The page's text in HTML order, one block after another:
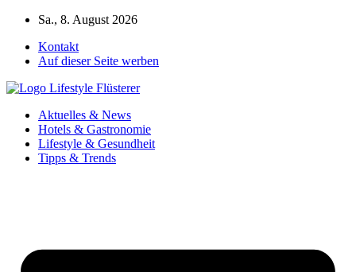
Zum
springen
Sa., 8. August 2026
Kontakt
Auf dieser Seite werben
Aktuelles & News
Hotels & Gastronomie
Lifestyle & Gesundheit
Tipps & Trends